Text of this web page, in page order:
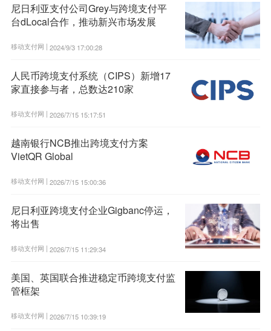
尼日利亚支付公司Grey与跨境支付平
台dLocal合作，推动新兴市场发展
移动支付网 | 2024/9/3 17:00:28
人民币跨境支付系统（CIPS）新增17
家直接参与者，总数达210家
移动支付网 | 2026/7/15 15:17:51
越南银行NCB推出跨境支付方案
VietQR Global
移动支付网 | 2026/7/15 15:00:36
尼日利亚跨境支付企业Gigbanc停运，
将出售
移动支付网 | 2026/7/15 11:29:34
美国、英国联合推进稳定币跨境支付监
管框架
移动支付网 | 2026/7/15 10:39:19